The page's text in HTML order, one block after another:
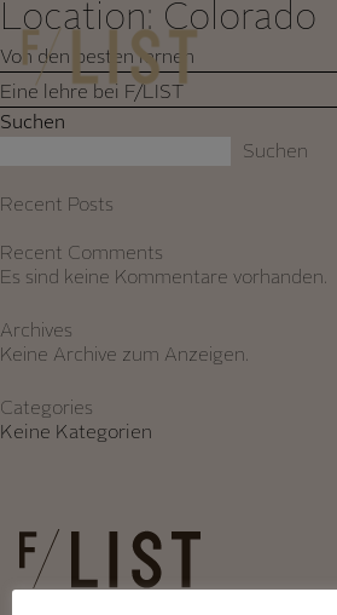
Skip
content
Location: Colorado
Von den besten lernen
Eine lehre bei F/LIST
Suchen
Suchen
Recent Posts
Recent Comments
Es sind keine Kommentare vorhanden.
Archives
Keine Archive zum Anzeigen.
Categories
Keine Kategorien